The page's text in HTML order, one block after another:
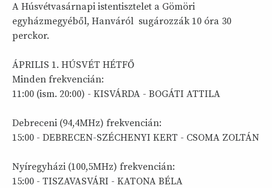
A Húsvétvasárnapi istentisztelet a Gömöri
egyházmegyéből, Hanváról sugározzák 10 óra 30
perckor.
ÁPRILIS 1. HÚSVÉT HÉTFŐ
Minden frekvencián:
11:00 (ism. 20:00) - KISVÁRDA - BOGÁTI ATTILA
Debreceni (94,4MHz) frekvencián:
15:00 - DEBRECEN-SZÉCHENYI KERT - CSOMA ZOLTÁN
Nyíregyházi (100,5MHz) frekvencián:
15:00 - TISZAVASVÁRI - KATONA BÉLA